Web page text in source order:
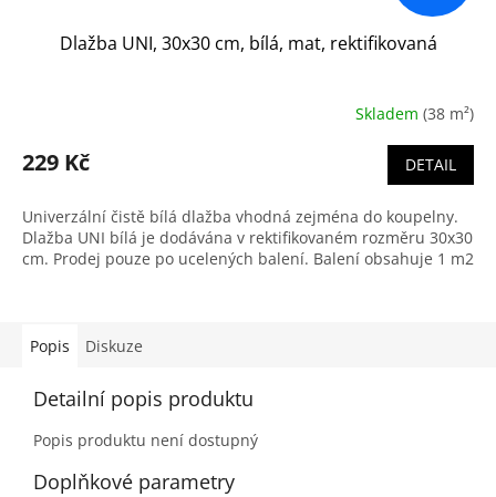
Dlažba UNI, 30x30 cm, bílá, mat, rektifikovaná
Skladem (38 m²)
229 Kč DETAIL
Univerzální čistě bílá dlažba vhodná zejména do koupelny.
Dlažba UNI bílá je dodávána v rektifikovaném rozměru 30x30
cm. Prodej pouze po ucelených balení. Balení obsahuje 1 m2
Popis Diskuze
Detailní popis produktu
Popis produktu není dostupný
Doplňkové parametry